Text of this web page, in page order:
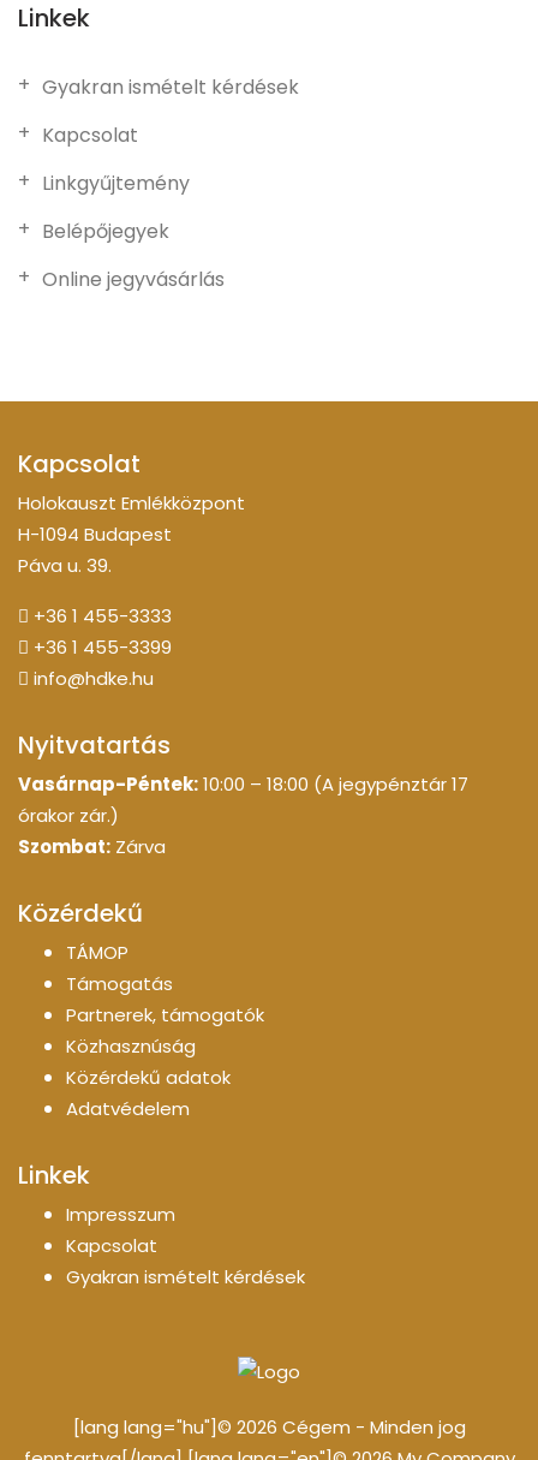
Linkek
Gyakran ismételt kérdések
Kapcsolat
Linkgyűjtemény
Belépőjegyek
Online jegyvásárlás
Kapcsolat
Holokauszt Emlékközpont
H-1094 Budapest
Páva u. 39.
+36 1 455-3333
+36 1 455-3399
info@hdke.hu
Nyitvatartás
Vasárnap-Péntek:10:00 – 18:00 (A jegypénztár 17
órakor zár.)
Szombat: Zárva
Közérdekű
TÁMOP
Támogatás
Partnerek, támogatók
Közhasznúság
Közérdekű adatok
Adatvédelem
Linkek
Impresszum
Kapcsolat
Gyakran ismételt kérdések
[lang lang="hu"]© 2026 Cégem - Minden jog